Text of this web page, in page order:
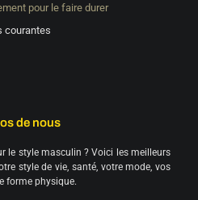
pour le faire durer
courantes
de nous
le style masculin ? Voici les meilleurs
style de vie, santé, votre mode, vos
forme physique.